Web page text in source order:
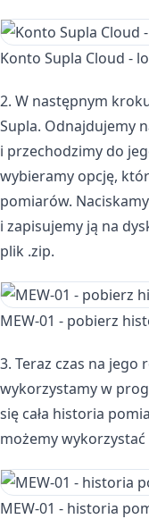
Konto Supla Cloud -
2. W następnym
Supla. Odnajdujemy
i przechodzimy do
wybieramy opcję,
pomiarów.
i zapisujemy ją na
plik .zip.
MEW-01 - pobierz
3. Teraz czas na jego
wykorzystamy w
się cała historia
możemy
MEW-01 - historia